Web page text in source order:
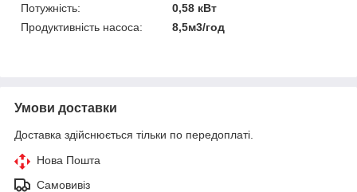
Потужність:
0,58 кВт
Продуктивність насоса:
8,5м3/год
Умови доставки
Доставка здійснюється тільки по передоплаті.
Нова Пошта
Самовивіз